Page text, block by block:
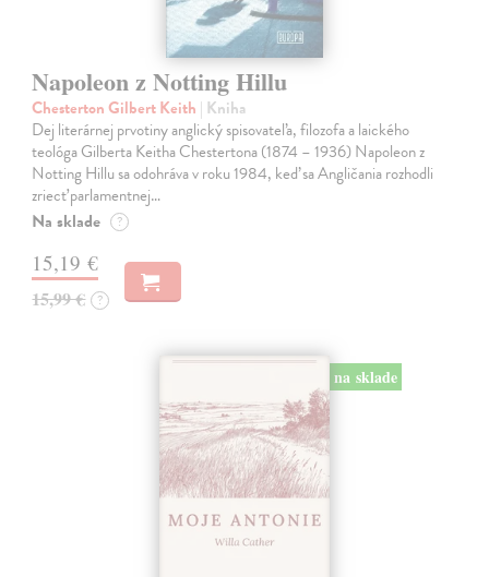
Napoleon z Notting Hillu
Chesterton Gilbert Keith | Kniha
Dej literárnej prvotiny anglický spisovateľa, filozofa a laického
teológa Gilberta Keitha Chestertona (1874 – 1936) Napoleon z
Notting Hillu sa odohráva v roku 1984, keď sa Angličania rozhodli
zriecť parlamentnej…
Na sklade ?
15,19 €
15,99 € ?
na sklade